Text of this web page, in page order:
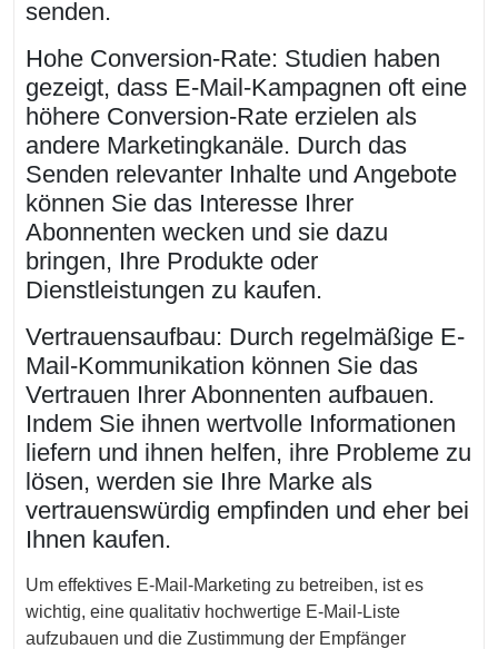
senden.
Hohe Conversion-Rate: Studien haben
gezeigt, dass E-Mail-Kampagnen oft eine
höhere Conversion-Rate erzielen als
andere Marketingkanäle. Durch das
Senden relevanter Inhalte und Angebote
können Sie das Interesse Ihrer
Abonnenten wecken und sie dazu
bringen, Ihre Produkte oder
Dienstleistungen zu kaufen.
Vertrauensaufbau: Durch regelmäßige E-
Mail-Kommunikation können Sie das
Vertrauen Ihrer Abonnenten aufbauen.
Indem Sie ihnen wertvolle Informationen
liefern und ihnen helfen, ihre Probleme zu
lösen, werden sie Ihre Marke als
vertrauenswürdig empfinden und eher bei
Ihnen kaufen.
Um effektives E-Mail-Marketing zu betreiben, ist es
wichtig, eine qualitativ hochwertige E-Mail-Liste
aufzubauen und die Zustimmung der Empfänger